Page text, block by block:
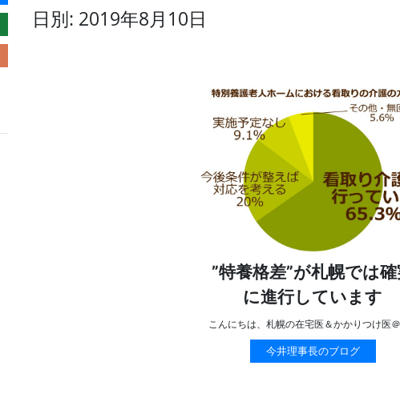
日別: 2019年8月10日
”特養格差”が札幌では
に進行しています
こんにちは、札幌の在宅医＆かかりつけ医＠
今井理事長のブログ